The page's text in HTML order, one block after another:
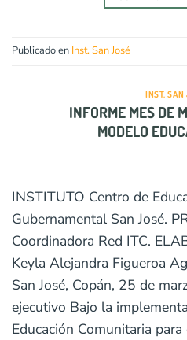
Publicado en Inst. San José
INST. SAN
INFORME MES DE
MODELO
INSTITUTO Centro de
Gubernamental San José.
Coordinadora Red ITC.
Keyla Alejandra Figueroa
San José, Copán, 25 de
ejecutivo Bajo la
Educación Comunitaria